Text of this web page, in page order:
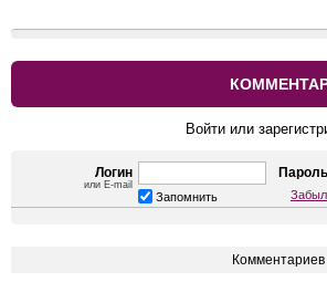
Войти или
Логин
или E-mail
Пароль
Запомнить
Комментариев